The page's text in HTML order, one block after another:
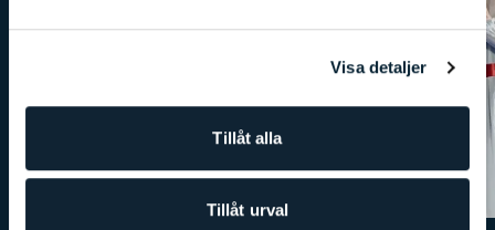
Visa detaljer
Tillåt alla
Tillåt urval